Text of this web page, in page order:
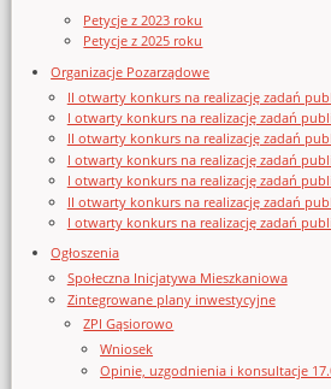
Petycje z 2023 roku
Petycje z 2025 roku
Organizacje Pozarządowe
II otwarty konkurs na realizację zadań
I otwarty konkurs na realizację zadań
II otwarty konkurs na realizację zadań
I otwarty konkurs na realizację zadań
I otwarty konkurs na realizację zadań
II otwarty konkurs na realizację zadań
I otwarty konkurs na realizację zadań
Ogłoszenia
Społeczna Inicjatywa Mieszkaniowa
Zintegrowane plany inwestycyjne
ZPI Gąsiorowo
Wniosek
Opinie, uzgodnienia i konsultacje